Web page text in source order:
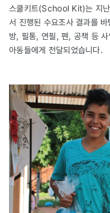
스쿨키트(School Kit)는 지난
서 진행된 수요조사 결과를
방, 필통, 연필, 펜, 공책 등 사
아동들에게 전달되었습니다.